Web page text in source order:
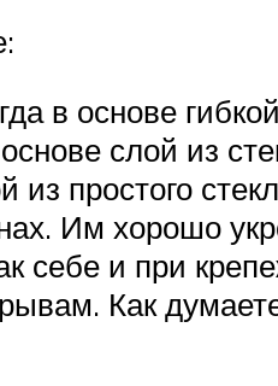
в основе
слой из
из простого
Им хорошо
себе и при
Как